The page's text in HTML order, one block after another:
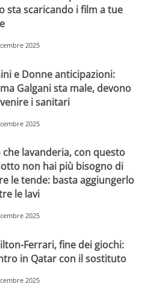
sta scaricando i film a tue
2025
e Donne anticipazioni:
Galgani sta male, devono
i sanitari
2025
lavanderia, con questo
non hai più bisogno di
le tende: basta aggiungerlo
le lavi
2025
Ferrari, fine dei giochi:
in Qatar con il sostituto
2025